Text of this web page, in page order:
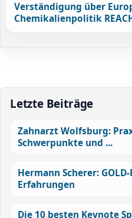
Verständigung über
Chemikalienpolitik
Letzte Beiträge
Zahnarzt Wolfsburg:
Schwerpunkte und ...
Hermann Scherer:
Erfahrungen
Die 10 besten Keynote